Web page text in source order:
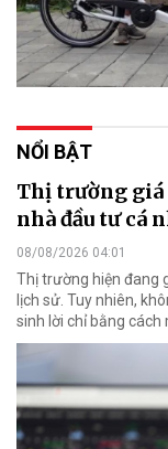
NỔI BẬT
Thị trường giá
nhà đầu tư cá
08/08/2026 04:01
Thị trường hiện đang
lịch sử. Tuy nhiên,
sinh lời chỉ bằng cách